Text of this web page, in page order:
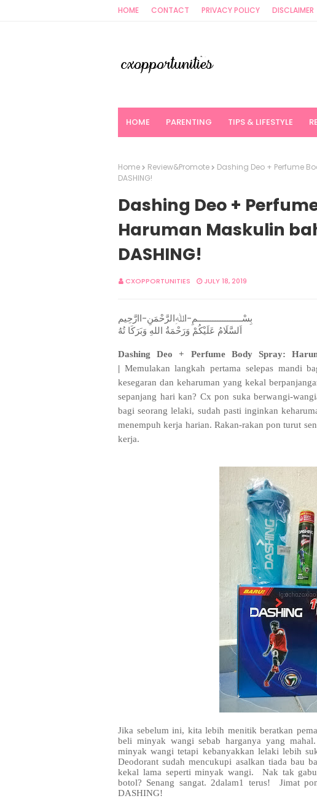
HOME CONTACT PRIVACY POLICY DISCLAIMER
HOME PARENTING TIPS & LIFESTYLE
Home Review&Promote
Dashing Deo + Perfume
DASHING!
Dashing Deo +
Haruman Maskulin
DASHING!
CXOPPORTUNITIES JULY 18, 2019
بِسْــــــــــــــــــمِ-اﷲِالرَّحْمَنِ-اارَّحِيم
اَلسَّلَامُ عَلَيْكُمْ وَرَحْمَةُ اللهِ وَبَرَكَا تُهُ
Dashing Deo + Perfume Body Spray:
| Memulakan langkah pertama selepas mandi
kesegaran dan keharuman yang kekal
sepanjang hari kan? Cx pon suka berwangi-
bagi seorang lelaki, sudah pasti inginkan
menempuh kerja harian. Rakan-rakan pon turut
kerja.
Jika sebelum ini, kita lebih menitik beratkan
beli minyak wangi sebab harganya yang
minyak wangi tetapi kebanyakkan lelaki lebih
Deodorant sudah mencukupi asalkan tiada bau
kekal lama seperti minyak wangi. Nak tak
botol? Senang sangat. 2dalam1 terus! Jimat
DASHING!